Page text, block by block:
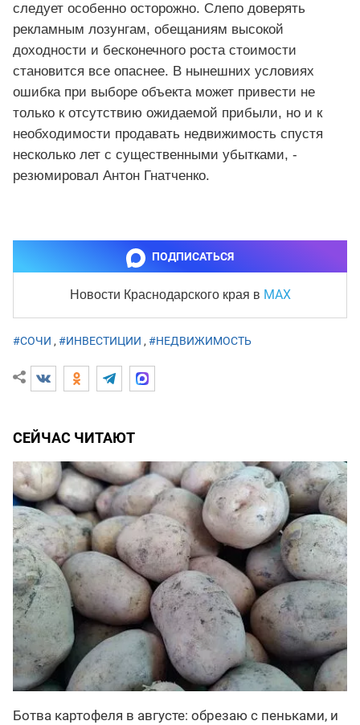
следует особенно осторожно. Слепо доверять
рекламным лозунгам, обещаниям высокой
доходности и бесконечного роста стоимости
становится все опаснее. В нынешних условиях
ошибка при выборе объекта может привести не
только к отсутствию ожидаемой прибыли, но и к
необходимости продавать недвижимость спустя
несколько лет с существенными убытками, -
резюмировал Антон Гнатченко.
ПОДПИСАТЬСЯ
Новости Краснодарского края в MAX
#СОЧИ , #ИНВЕСТИЦИИ , #НЕДВИЖИМОСТЬ
СЕЙЧАС ЧИТАЮТ
Ботва картофеля в августе: обрезаю с пеньками, и